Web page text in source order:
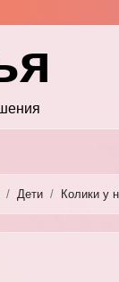
Дети Колики у